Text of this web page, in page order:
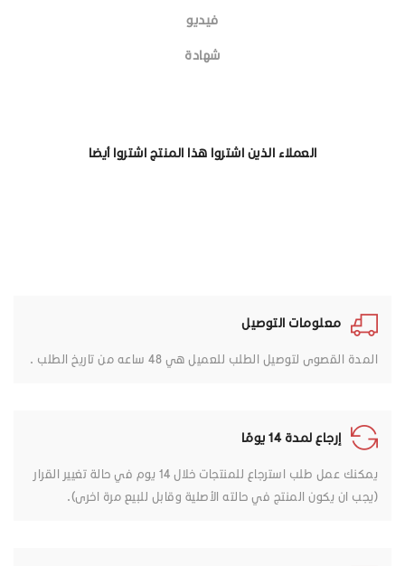
فيديو
شهادة
العملاء الذين اشتروا هذا المنتج اشتروا أيضا
معلومات التوصيل
المدة القصوى لتوصيل الطلب للعميل هي 48 ساعه من تاريخ الطلب .
إرجاع لمدة 14 يومًا
يمكنك عمل طلب استرجاع للمنتجات خلال 14 يوم في حالة تغيير القرار
(يجب ان يكون المنتج في حالته الأصلية وقابل للبيع مرة اخرى).